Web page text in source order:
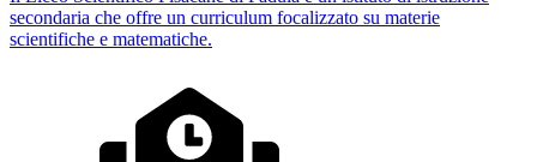
secondaria che offre un curriculum focalizzato su materie
scientifiche e matematiche.